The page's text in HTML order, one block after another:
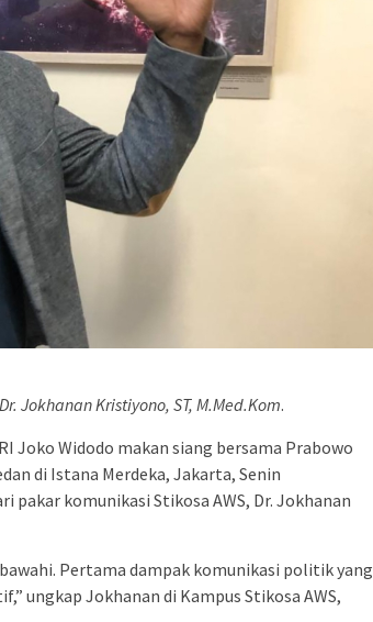
Jokhanan Kristiyono, ST, M.Med.Kom.
Joko Widodo makan siang bersama Prabowo
di Istana Merdeka, Jakarta, Senin
pakar komunikasi Stikosa AWS, Dr. Jokhanan
Pertama dampak komunikasi politik yang
ungkap Jokhanan di Kampus Stikosa AWS,